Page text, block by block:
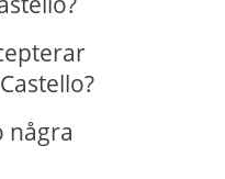
några